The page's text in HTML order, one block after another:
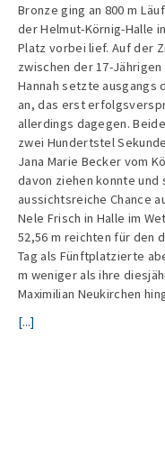
Bronze ging an 800 m
der Helmut-Körnig-Halle
Platz vorbei lief. Auf der
zwischen der 17-Jährigen
Hannah setzte ausgangs
an, das erst
allerdings dagegen.
zwei Hundertstel
Jana Marie Becker vom
davon ziehen konnte und
aussichtsreiche Chance
Nele Frisch in Halle im
52,56 m reichten für den
Tag als Fünftplatzierte
m weniger als ihre
Maximilian Neukirchen
[...]